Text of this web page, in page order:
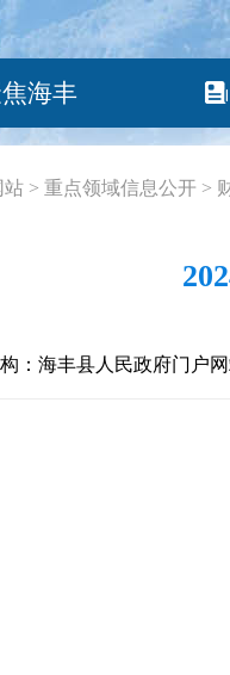
海丰
站 > 重点领域信息公开 >
：海丰县人民政府门户